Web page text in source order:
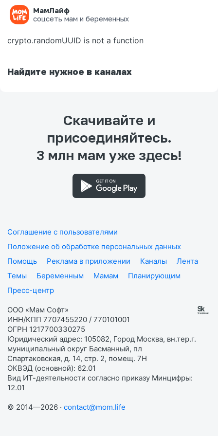
МамЛайф
соцсеть мам и беременных
Ошибка на странице
crypto.randomUUID is not a function
Найдите нужное в каналах
Скачивайте и
присоединяйтесь.
3 млн мам уже здесь!
Соглашение с пользователями
Положение об обработке персональных данных
Помощь
Реклама в приложении Каналы
Лента
Темы
Беременным Мамам
Планирующим
Пресс-центр
ООО «Мам Софт»
ИНН/КПП 7707455220 / 770101001
ОГРН 1217700330275
Юридический адрес: 105082, Город Москва, вн.тер.г.
муниципальный округ Басманный, пл
Спартаковская, д. 14, стр. 2, помещ. 7Н
ОКВЭД (основной): 62.01
Вид ИТ-деятельности согласно приказу Минцифры:
12.01
© 2014—2026 · contact@mom.life